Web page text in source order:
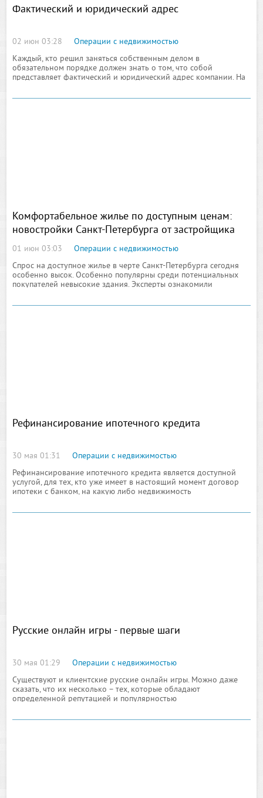
Фактический и юридический адрес
02 июн 03:28
Операции с недвижимостью
Каждый, кто решил заняться собственным делом в
обязательном порядке должен знать о том, что собой
представляет фактический и юридический адрес компании. На
должно иметь собственный
Комфортабельное жилье по доступным ценам:
новостройки Санкт-Петербурга от застройщика
01 июн 03:03
Операции с недвижимостью
Спрос на доступное жилье в черте Санкт-Петербурга сегодня
особенно высок. Особенно популярны среди потенциальных
покупателей невысокие здания. Эксперты ознакомили
малоэтажных
Рефинансирование ипотечного кредита
30 мая 01:31
Операции с недвижимостью
Рефинансирование ипотечного кредита является доступной
услугой, для тех, кто уже имеет в настоящий момент договор
ипотеки с банком, на какую либо недвижимость
Русские онлайн игры - первые шаги
30 мая 01:29
Операции с недвижимостью
Существуют и клиентские русские онлайн игры. Можно даже
сказать, что их несколько – тех, которые обладают
определенной репутацией и популярностью